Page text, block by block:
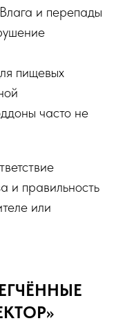
Влага и перепады
пищевых
часто не
и правильность
или